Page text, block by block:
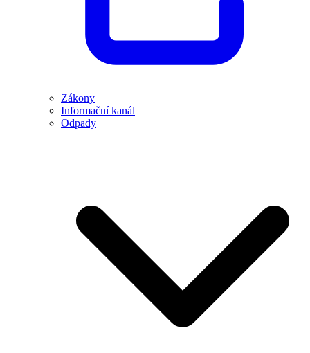
Zákony
Informační kanál
Odpady